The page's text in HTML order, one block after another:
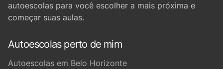
autoescolas para você escolher a mais próxima e
começar suas aulas.
Autoescolas perto de mim
Autoescolas em Belo Horizonte